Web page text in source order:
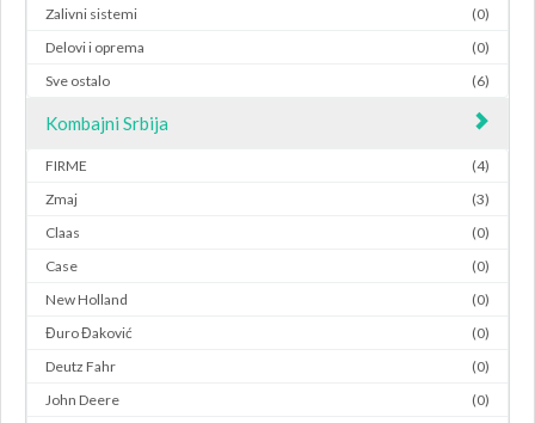
Zalivni sistemi
(0)
Delovi i oprema
(0)
Sve ostalo
(6)
Kombajni Srbija
FIRME
(4)
Zmaj
(3)
Claas
(0)
Case
(0)
New Holland
(0)
Đuro Đaković
(0)
Deutz Fahr
(0)
John Deere
(0)